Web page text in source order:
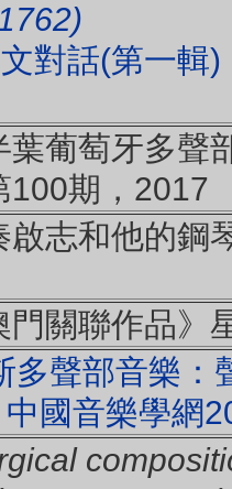
對話(第一輯)
葉葡萄牙多
100期，2017
啟志和他的
門關聯作品
多聲部音樂
國音樂學網